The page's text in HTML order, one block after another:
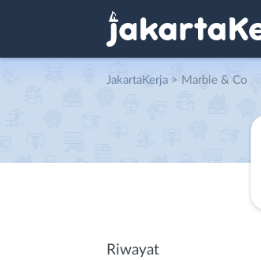
JakartaKerja > Marble & Co
Riwayat